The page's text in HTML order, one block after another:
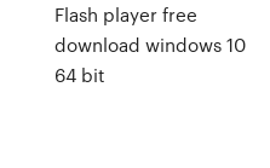
Flash player free
download windows 10
64 bit